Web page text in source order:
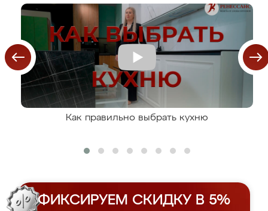
Как правильно выбрать кухню
ФИКСИРУЕМ СКИДКУ В 5%